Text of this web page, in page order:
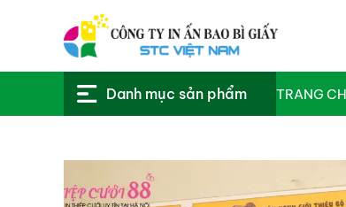
Danh mục sản phẩm TRANG